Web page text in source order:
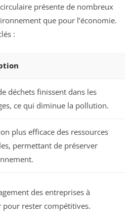
présente de nombreux
que pour l’économie.
:
déchets finissent dans les
ce qui diminue la pollution.
plus efficace des ressources
permettant de préserver
des entreprises à
pour rester compétitives.